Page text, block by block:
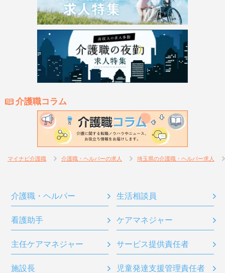
介護職コラム
マイナビ介護職 介護職・ヘルパーの求人 埼玉県の介護職・ヘルパー求人
介護職・ヘルパー 生活相談員
看護助手 ケアマネジャー
主任ケアマネジャー サービス提供責任者
施設長 児童発達支援管理責任者